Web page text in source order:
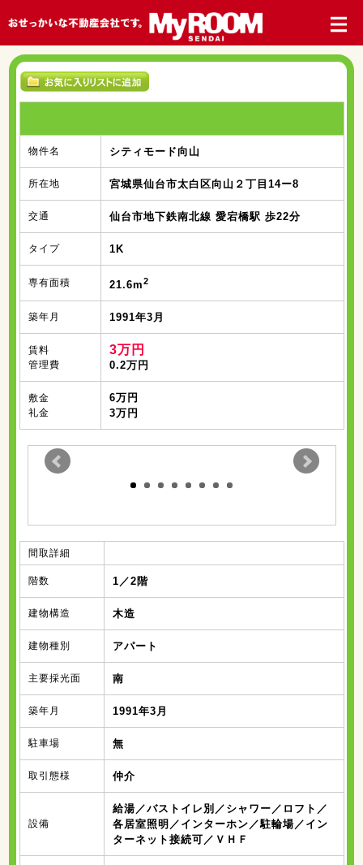
物件名 シティモード向山
所在地 宮城県仙台市太白区向山２丁目14ー8
交通 仙台市地下鉄南北線 愛宕橋駅 歩22分
タイプ 1K
専有面積 21.6m2
築年月 1991年3月
賃料
管理費
3万円
0.2万円
敷金
礼金
6万円
3万円
間取詳細
階数 1／2階
建物構造 木造
建物種別 アパート
主要採光面 南
築年月 1991年3月
駐車場 無
取引態様 仲介
設備
給湯／バストイレ別／シャワー／ロフト／
各居室照明／インターホン／駐輪場／イン
ターネット接続可／ＶＨＦ